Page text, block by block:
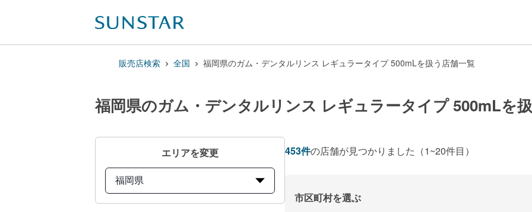
販売店検索 全国 福岡県のガム・デンタルリンス レギュラータイプ 500mLを扱う店舗一覧
福岡県のガム・デンタルリンス レギュラータイプ 500mLを
エリアを変更
福岡県
453件の店舗が見つかりました （1~20件目）
市区町村を選ぶ